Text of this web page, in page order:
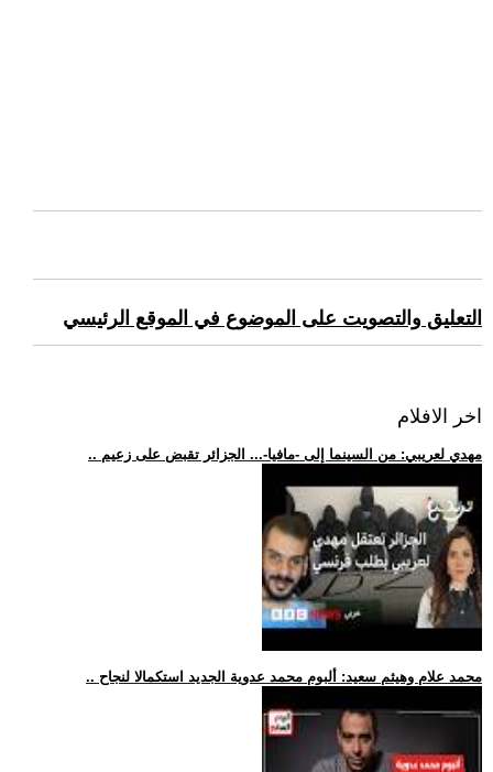
التعليق والتصويت على الموضوع في الموقع الرئيسي
اخر الافلام
.. مهدي لعريبي: من السينما إلى -مافيا-... الجزائر تقبض على زعيم
.. محمد علام وهيثم سعيد: ألبوم محمد عدوية الجديد استكمالا لنجاح